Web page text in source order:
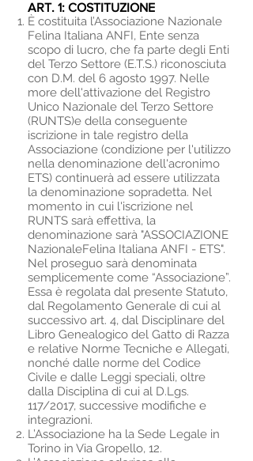
ART. 1: COSTITUZIONE
È costituita l’Associazione Nazionale
Felina Italiana ANFI, Ente senza
scopo di lucro, che fa parte degli Enti
del Terzo Settore (E.T.S.) riconosciuta
con D.M. del 6 agosto 1997. Nelle
more dell'attivazione del Registro
Unico Nazionale del Terzo Settore
(RUNTS)e della conseguente
iscrizione in tale registro della
Associazione (condizione per l'utilizzo
nella denominazione dell'acronimo
ETS) continuerà ad essere utilizzata
la denominazione sopradetta. Nel
momento in cui l'iscrizione nel
RUNTS sarà effettiva, la
denominazione sarà "ASSOCIAZIONE
NazionaleFelina Italiana ANFI - ETS".
Nel proseguo sarà denominata
semplicemente come “Associazione”.
Essa è regolata dal presente Statuto,
dal Regolamento Generale di cui al
successivo art. 4, dal Disciplinare del
Libro Genealogico del Gatto di Razza
e relative Norme Tecniche e Allegati,
nonché dalle norme del Codice
Civile e dalle Leggi speciali, oltre
dalla Disciplina di cui al D.Lgs.
117/2017, successive modifiche e
integrazioni.
L’Associazione ha la Sede Legale in
Torino in Via Gropello, 12.